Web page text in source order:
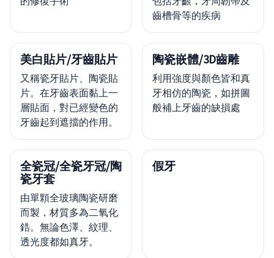
齒槽骨等的疾病
美白貼片/牙齒貼片
又稱瓷牙貼片、陶瓷貼
片。在牙齒表面黏上一
層貼面，對已經變色的
牙齒起到遮擋的作用。
陶瓷嵌體/3D齒雕
利用強度與顏色皆和真
牙相仿的陶瓷，如拼圖
般補上牙齒的缺損處
全瓷冠/全瓷牙冠/陶
瓷牙套
由單顆全玻璃陶瓷研磨
而製，材質多為二氧化
鋯。無論色澤、紋理、
透光度都如真牙。
假牙